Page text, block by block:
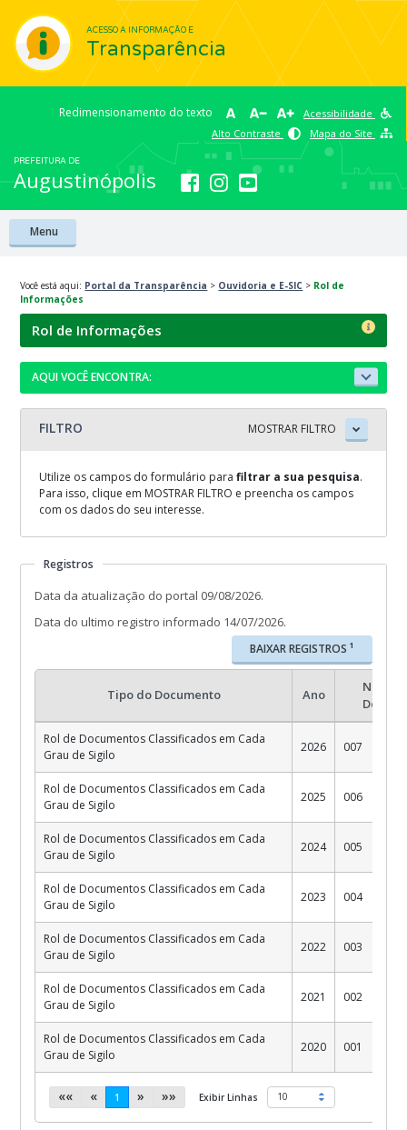
ACESSO A INFORMAÇÃO E
Transparência
Redimensionamento do texto
Acessibilidade
Alto Contraste
Mapa do Site
PREFEITURA DE
Augustinópolis
Menu
Você está aqui: Portal da Transparência > Ouvidoria e E-SIC > Rol de
Informações
Rol de Informações
AQUI VOCÊ ENCONTRA:
Rol de documento classificado em cada grau de sigilo com
FILTRO MOSTRAR FILTRO
Utilize os campos do formulário parafiltrar a sua pesquisa.
Para isso, clique em MOSTRAR FILTRO e preencha os campos
com os dados do seu interesse.
Tipo de Documento
Todos
Ano
Este site é protegido pelo reCAPTCHA e pelo GooglePolítica de Privacidadee
Termos de Serviço.
Registros
Data da atualização do portal 09/08/2026.
Data do ultimo registro informado 14/07/2026.
BAIXAR REGISTROS 1
Tipo do Documento Ano
Rol de Documentos Classificados em Cada
Grau de Sigilo
2026 007
Rol de Documentos Classificados em Cada
Grau de Sigilo
2025 006
Rol de Documentos Classificados em Cada
Grau de Sigilo
2024 005
Rol de Documentos Classificados em Cada
Grau de Sigilo
2023 004
Rol de Documentos Classificados em Cada
Grau de Sigilo
2022 003
Rol de Documentos Classificados em Cada
Grau de Sigilo
2021 002
Rol de Documentos Classificados em Cada
Grau de Sigilo
2020 001
«« « 1 (current)
» »» Exibir Linhas 10